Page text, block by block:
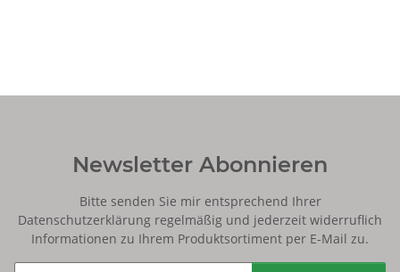
Newsletter Abonnieren
Bitte senden Sie mir entsprechend Ihrer
Datenschutzerklärung regelmäßig und jederzeit widerruflich
Informationen zu Ihrem Produktsortiment per E-Mail zu.